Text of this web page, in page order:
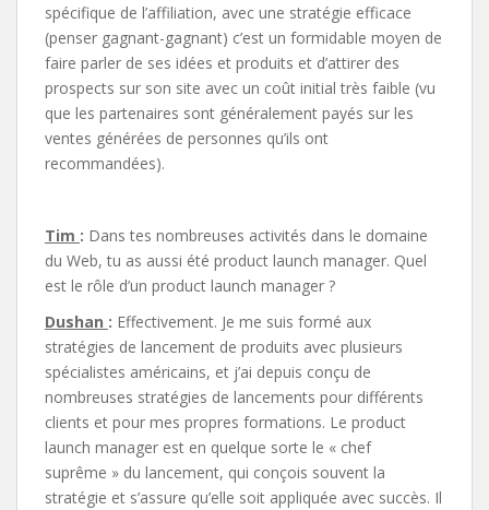
spécifique de l’affiliation, avec une stratégie efficace
(penser gagnant-gagnant) c’est un formidable moyen de
faire parler de ses idées et produits et d’attirer des
prospects sur son site avec un coût initial très faible (vu
que les partenaires sont généralement payés sur les
ventes générées de personnes qu’ils ont
recommandées).
Tim : Dans tes nombreuses activités dans le domaine
du Web, tu as aussi été product launch manager. Quel
est le rôle d’un product launch manager ?
Dushan : Effectivement. Je me suis formé aux
stratégies de lancement de produits avec plusieurs
spécialistes américains, et j’ai depuis conçu de
nombreuses stratégies de lancements pour différents
clients et pour mes propres formations. Le product
launch manager est en quelque sorte le « chef
suprême » du lancement, qui conçois souvent la
stratégie et s’assure qu’elle soit appliquée avec succès. Il